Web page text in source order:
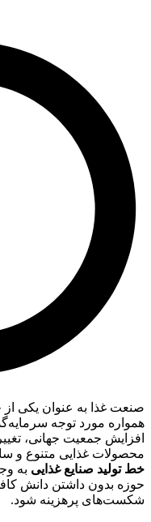
صنعت غذا به عنوان یکی از
همواره مورد توجه
افزایش جمعیت جهانی،
محصولات غذایی متنوع و
خط تولید صنایع غذایی به
حوزه بدون داشتن دانش
شکست‌های پرهزینه شود.